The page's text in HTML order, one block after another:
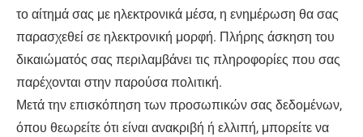
το αίτημά σας με ηλεκτρονικά μέσα, η ενημέρωση θα σας
παρασχεθεί σε ηλεκτρονική μορφή. Πλήρης άσκηση του
δικαιώματός σας περιλαμβάνει τις πληροφορίες που σας
παρέχονται στην παρούσα πολιτική.
Μετά την επισκόπηση των προσωπικών σας δεδομένων,
όπου θεωρείτε ότι είναι ανακριβή ή ελλιπή, μπορείτε να